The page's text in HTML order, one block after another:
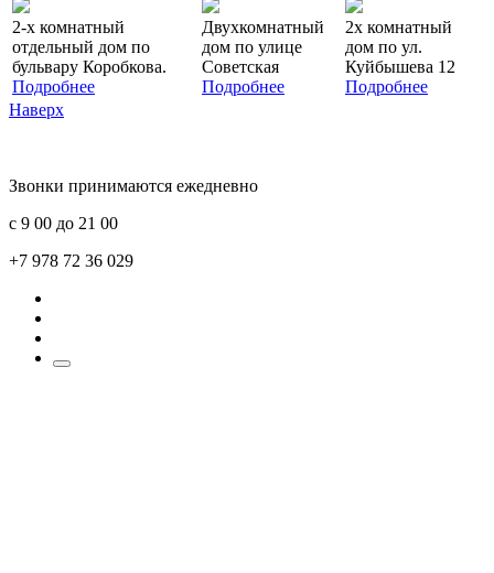
2-х комнатный
отдельный дом по
бульвару Коробкова.
Подробнее
Двухкомнатный
дом по улице
Советская
Подробнее
2х комнатный
дом по ул.
Куйбышева 12
Подробнее
Наверх
Звонки принимаются ежедневно
с 9 00 до 21 00
+7 978 72 36 029